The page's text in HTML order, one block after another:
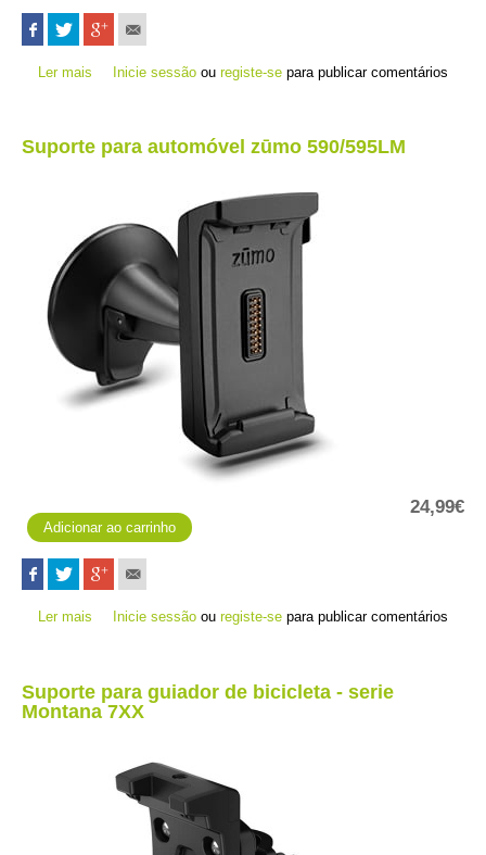
Ler mais acerca de Kit de montagem em tubo Group Ride Tracker
Inicie sessão ouregiste-se para publicar comentários
Suporte para automóvel zūmo 590/595LM
24,99€
Ler mais acerca de Suporte para automóvel zūmo 590/595LM
Inicie sessão ouregiste-se para publicar comentários
Suporte para guiador de bicicleta - serie
Montana 7XX